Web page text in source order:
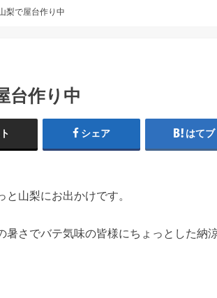
梨で屋台作り中
台作り中
シェア はてブ
と山梨にお出かけです。
暑さでバテ気味の皆様にちょっとした納